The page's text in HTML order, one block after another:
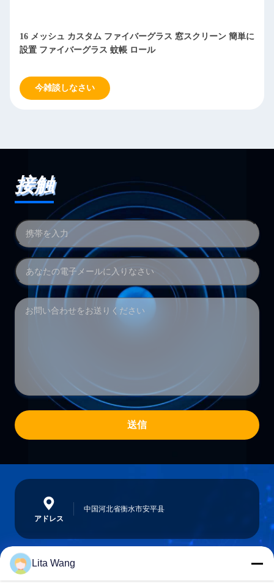
16 メッシュ カスタム ファイバーグラス 窓スクリーン 簡単に
設置 ファイバーグラス 蚊帳 ロール
今雑談しなさい
接触
送信
アドレス
中国河北省衡水市安平县
lita@screenmeshnet.com
Lita Wang